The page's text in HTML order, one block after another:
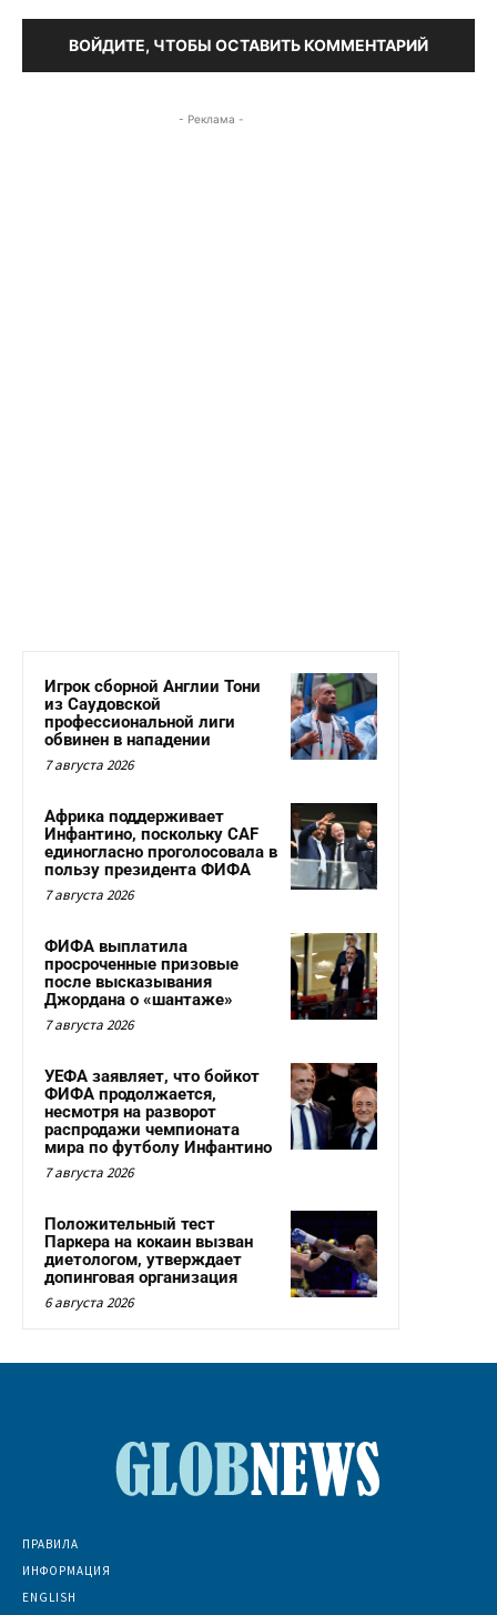
ВОЙДИТЕ, ЧТОБЫ ОСТАВИТЬ КОММЕНТАРИЙ
- Реклама -
Игрок сборной Англии Тони
из Саудовской
профессиональной лиги
обвинен в нападении
7 августа 2026
Африка поддерживает
Инфантино, поскольку CAF
единогласно проголосовала в
пользу президента ФИФА
7 августа 2026
ФИФА выплатила
просроченные призовые
после высказывания
Джордана о «шантаже»
7 августа 2026
УЕФА заявляет, что бойкот
ФИФА продолжается,
несмотря на разворот
распродажи чемпионата
мира по футболу Инфантино
7 августа 2026
Положительный тест
Паркера на кокаин вызван
диетологом, утверждает
допинговая организация
6 августа 2026
ПРАВИЛА
ИНФОРМАЦИЯ
ENGLISH